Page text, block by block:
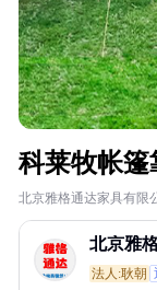
科莱牧帐篷
北京雅格通达家具有限
北京雅
法人:耿朝